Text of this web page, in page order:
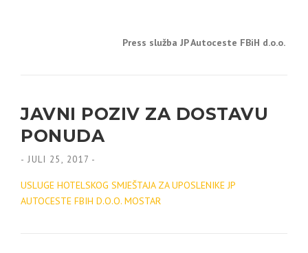
Press služba JP Autoceste FBiH d.o.o.
JAVNI POZIV ZA DOSTAVU
PONUDA
- JULI 25, 2017 -
USLUGE HOTELSKOG SMJEŠTAJA ZA UPOSLENIKE JP
AUTOCESTE FBIH D.O.O. MOSTAR